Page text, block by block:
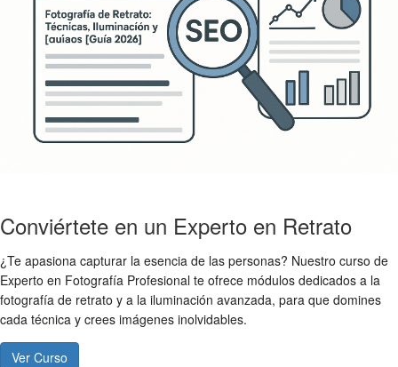
Conviértete en un Experto en Retrato
¿Te apasiona capturar la esencia de las personas? Nuestro curso de
Experto en Fotografía Profesional te ofrece módulos dedicados a la
fotografía de retrato y a la iluminación avanzada, para que domines
cada técnica y crees imágenes inolvidables.
Ver Curso